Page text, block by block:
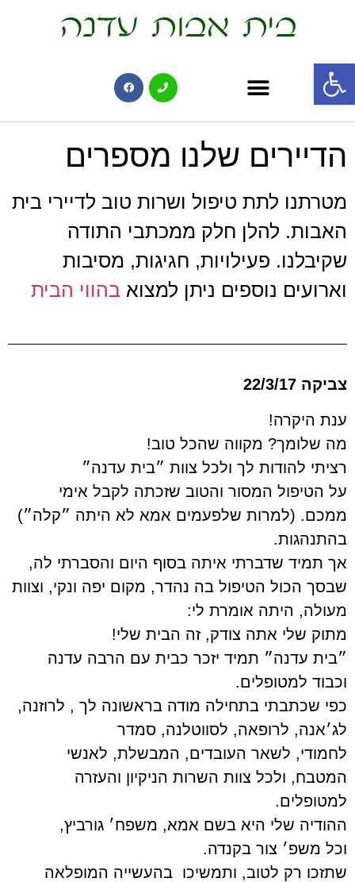
פתח סרגל נגישות
הדיירים שלנו מספרים
מטרתנו לתת טיפול ושרות טוב לדיירי בית
האבות. להלן חלק ממכתבי התודה
שקיבלנו. פעילויות, חגיגות, מסיבות
וארועים נוספים ניתן למצוא בהווי הבית
צביקה 22/3/17
ענת היקרה!
מה שלומך? מקווה שהכל טוב!
רציתי להודות לך ולכל צוות ״בית עדנה״
על הטיפול המסור והטוב שזכתה לקבל אימי
ממכם. (למרות שלפעמים אמא לא היתה ״קלה״)
בהתנהגות.
אך תמיד שדברתי איתה בסוף היום והסברתי לה,
שבסך הכול הטיפול בה נהדר, מקום יפה ונקי, וצוות
מעולה, היתה אומרת לי:
מתוק שלי אתה צודק, זה הבית שלי!
״בית עדנה״ תמיד יזכר כבית עם הרבה עדנה
וכבוד למטופלים.
כפי שכתבתי בתחילה מודה בראשונה לך , לרוזנה,
לג׳אנה, לרופאה, לסווטלנה, סמדר
לחמודי, לשאר העובדים, המבשלת, לאנשי
המטבח, ולכל צוות השרות הניקיון והעזרה
למטופלים.
ההודיה שלי היא בשם אמא, משפח׳ גורביץ,
וכל משפ׳ צור בקנדה.
שתזכו רק לטוב, ותמשיכו בהעשייה המופלאה